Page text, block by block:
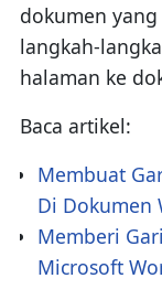
dokumen
langkah-
halaman ke
Baca artikel:
Membuat
Di Dokumen
Memberi
Microsoft